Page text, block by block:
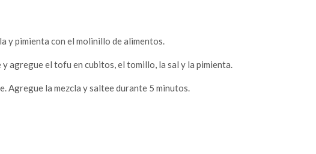
y pimienta con el molinillo de alimentos.
agregue el tofu en cubitos, el tomillo, la sal y la pimienta.
Agregue la mezcla y saltee durante 5 minutos.